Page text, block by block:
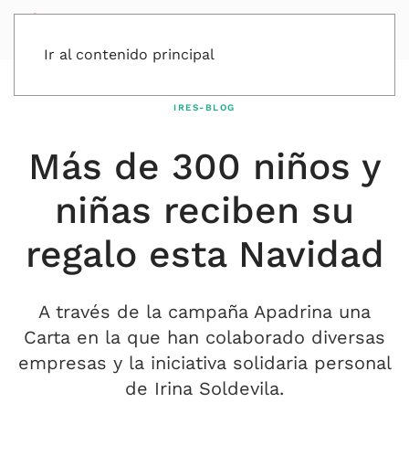
Ir al contenido principal
IRES-BLOG
Más de 300 niños y
niñas reciben su
regalo esta Navidad
A través de la campaña Apadrina una
Carta en la que han colaborado diversas
empresas y la iniciativa solidaria personal
de Irina Soldevila.